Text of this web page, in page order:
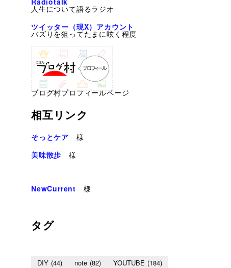
人生について語るラジオ
ツイッター（現X）アカウント
バズりを狙ってたまに呟く程度
ブログ村プロフィールページ
相互リンク
そっとケア 様
美味散歩 様
NewCurrent 様
タグ
DIY (44) note (82) YOUTUBE (184)